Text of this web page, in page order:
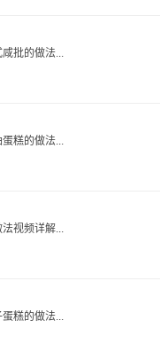
批的做法...
糕的做法...
视频详解...
糕的做法...